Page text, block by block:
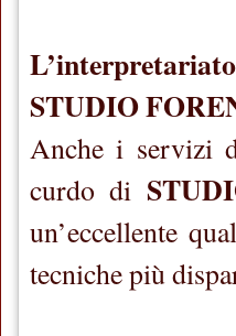
STUDIO
Anche i servizi
curdo di
un’eccellente
tecniche più